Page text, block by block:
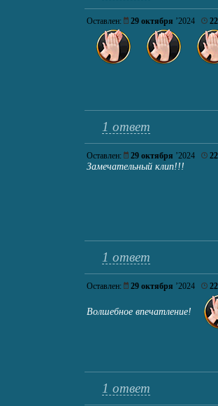
Оставлен: 29 октября ’2024
1 ответ
Оставлен: 29 октября ’2024
Замечательный клип!!!
1 ответ
Оставлен: 29 октября ’2024
Волшебное впечатление!
1 ответ